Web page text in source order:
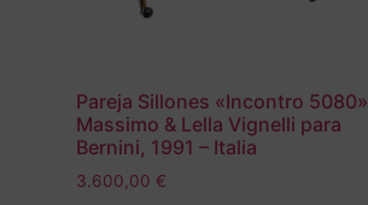
Pareja Sillones «Incontro 5080»
Massimo & Lella Vignelli para
Bernini, 1991 – Italia
3.600,00 €